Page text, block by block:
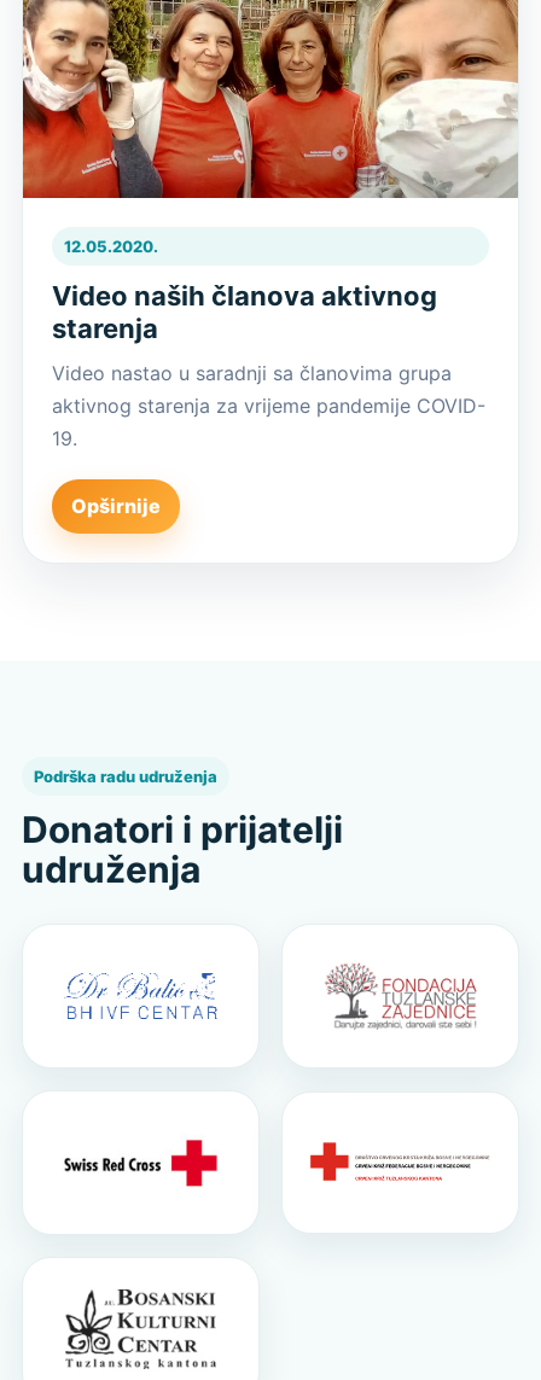
12.05.2020.
Video naših članova aktivnog
starenja
Video nastao u saradnji sa članovima grupa
aktivnog starenja za vrijeme pandemije COVID-
19.
Opširnije
Podrška radu udruženja
Donatori i prijatelji
udruženja